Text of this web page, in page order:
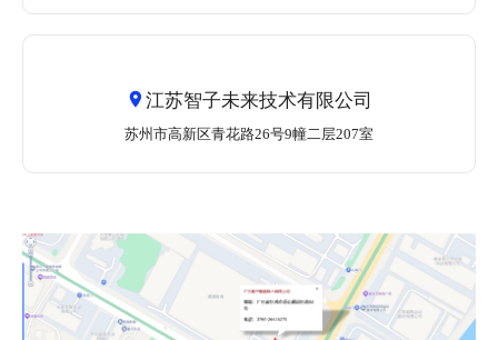
江苏智子未来技术有限公司
苏州市高新区青花路26号9幢二层207室